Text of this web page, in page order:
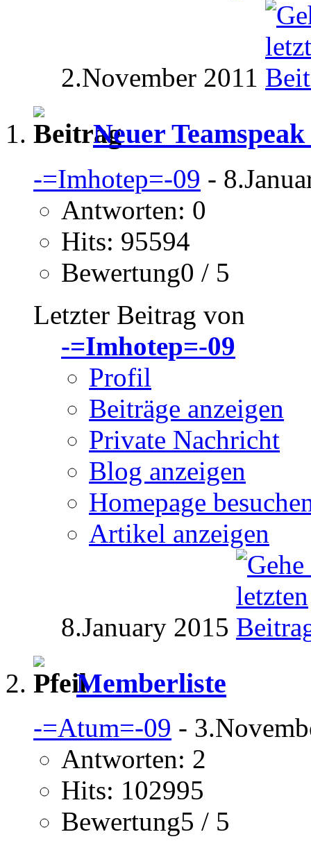
2.November 2011
Neuer
-=Imhotep=-09 -
Antworten: 0
Hits: 95594
Bewertung0 / 5
Letzter Beitrag von
-=Imhotep=-09
Profil
Beiträge anzeigen
Private Nachricht
Blog anzeigen
Homepage
Artikel anzeigen
8.January 2015
Memberliste
-=Atum=-09 -
Antworten: 2
Hits: 102995
Bewertung5 / 5